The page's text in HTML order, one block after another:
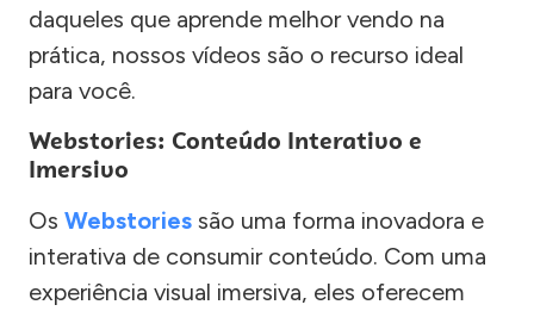
daqueles que aprende melhor vendo na
prática, nossos vídeos são o recurso ideal
para você.
Webstories: Conteúdo Interativo e
Imersivo
Os Webstories são uma forma inovadora e
interativa de consumir conteúdo. Com uma
experiência visual imersiva, eles oferecem